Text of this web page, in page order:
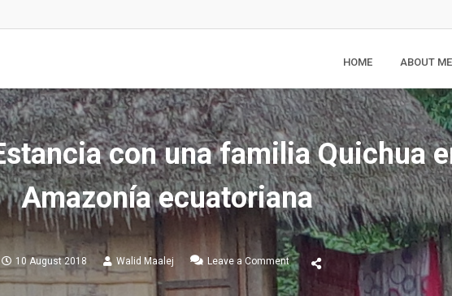
HOME ABOUT ME
con una familia Quichua
Amazonía ecuatoriana
10 August 2018 Walid Maalej Leave a Commenton
ECO
IWIA